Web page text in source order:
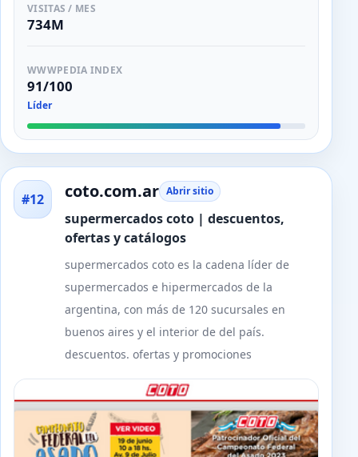
VISITAS / MES
734M
WWWPEDIA INDEX
91/100
Líder
#12 coto.com.ar Abrir sitio
supermercados coto | descuentos,
ofertas y catálogos
supermercados coto es la cadena líder de
supermercados e hipermercados de la
argentina, con más de 120 sucursales en
buenos aires y el interior de del país.
descuentos. ofertas y promociones